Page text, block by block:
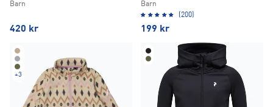
Barn
420 kr
Barn
(200)
199 kr
+3